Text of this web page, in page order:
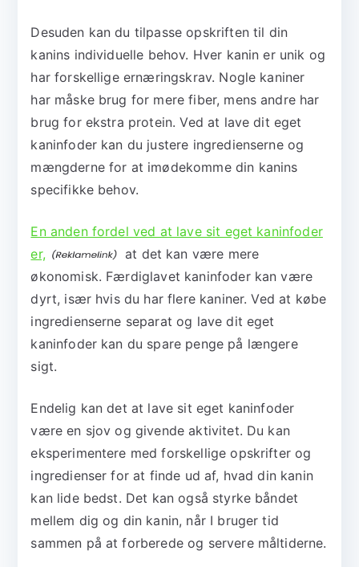
Desuden kan du tilpasse opskriften til din
kanins individuelle behov. Hver kanin er unik og
har forskellige ernæringskrav. Nogle kaniner
har måske brug for mere fiber, mens andre har
brug for ekstra protein. Ved at lave dit eget
kaninfoder kan du justere ingredienserne og
mængderne for at imødekomme din kanins
specifikke behov.
En anden fordel ved at lave sit eget kaninfoder
er,
at det kan være mere
økonomisk. Færdiglavet kaninfoder kan være
dyrt, især hvis du har flere kaniner. Ved at købe
ingredienserne separat og lave dit eget
kaninfoder kan du spare penge på længere
sigt.
Endelig kan det at lave sit eget kaninfoder
være en sjov og givende aktivitet. Du kan
eksperimentere med forskellige opskrifter og
ingredienser for at finde ud af, hvad din kanin
kan lide bedst. Det kan også styrke båndet
mellem dig og din kanin, når I bruger tid
sammen på at forberede og servere måltiderne.